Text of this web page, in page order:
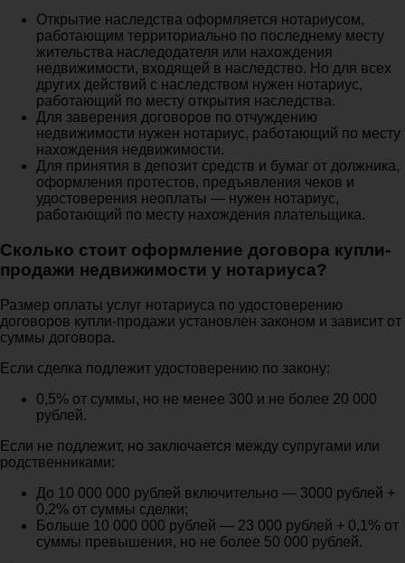
Открытие наследства оформляется нотариусом,
работающим территориально по последнему месту
жительства наследодателя или нахождения
недвижимости, входящей в наследство. Но для всех
других действий с наследством нужен нотариус,
работающий по месту открытия наследства.
Для заверения договоров по отчуждению
недвижимости нужен нотариус, работающий по месту
нахождения недвижимости.
Для принятия в депозит средств и бумаг от должника,
оформления протестов, предъявления чеков и
удостоверения неоплаты — нужен нотариус,
работающий по месту нахождения плательщика.
Сколько стоит оформление договора купли-
продажи недвижимости у нотариуса?
Размер оплаты услуг нотариуса по удостоверению
договоров купли-продажи установлен законом и зависит от
суммы договора.
Если сделка подлежит удостоверению по закону:
0,5% от суммы, но не менее 300 и не более 20 000
рублей.
Если не подлежит, но заключается между супругами или
родственниками:
До 10 000 000 рублей включительно — 3000 рублей +
0,2% от суммы сделки;
Больше 10 000 000 рублей — 23 000 рублей + 0,1% от
суммы превышения, но не более 50 000 рублей.